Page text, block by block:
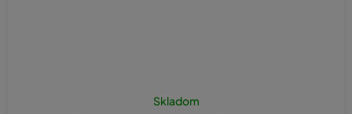
Skladom